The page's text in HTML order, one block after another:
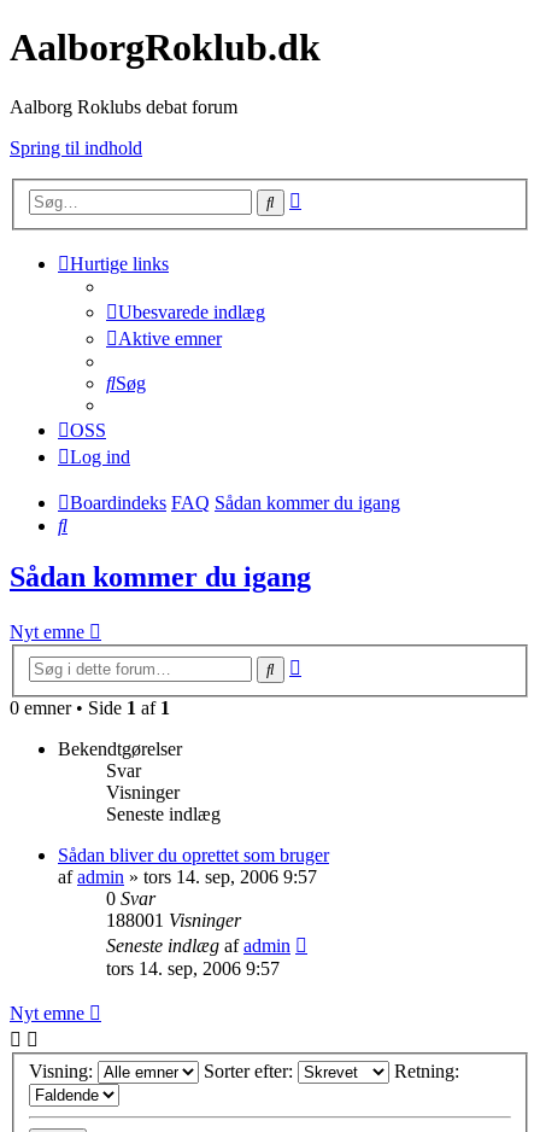
AalborgRoklub.dk
Aalborg Roklubs debat forum
Spring til indhold
Søg
Hurtige links
Ubesvarede indlæg
Aktive emner
Søg
OSS
Log ind
Boardindeks FAQ Sådan kommer du igang
Søg
Sådan kommer du igang
Nyt emne
Søg
0 emner • Side 1 af 1
Bekendtgørelser
Svar
Visninger
Seneste indlæg
Sådan bliver du oprettet som bruger
afadmin » tors 14. sep, 2006 9:57
0 Svar
188001 Visninger
Seneste indlæg afadmin
tors 14. sep, 2006 9:57
Nyt emne
Visning: Sorter efter: Retning: